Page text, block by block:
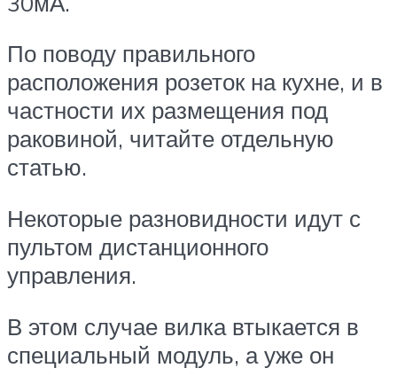
По поводу правильного
расположения розеток на кухне, и в
частности их размещения под
раковиной, читайте отдельную
статью.
Некоторые разновидности идут с
пультом дистанционного
управления.
В этом случае вилка втыкается в
специальный модуль, а уже он